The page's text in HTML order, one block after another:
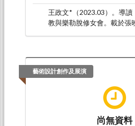
王政文*（2023.03）。導讀
教與樂勒脫修女會。載於張
未知的旅程：從江淮水災
王政文*（2022.12）。臨終
承：紀念馬偕來台宣教150
168頁）。台北：橄欖出版
藝術設計創作及展演
尚無資料